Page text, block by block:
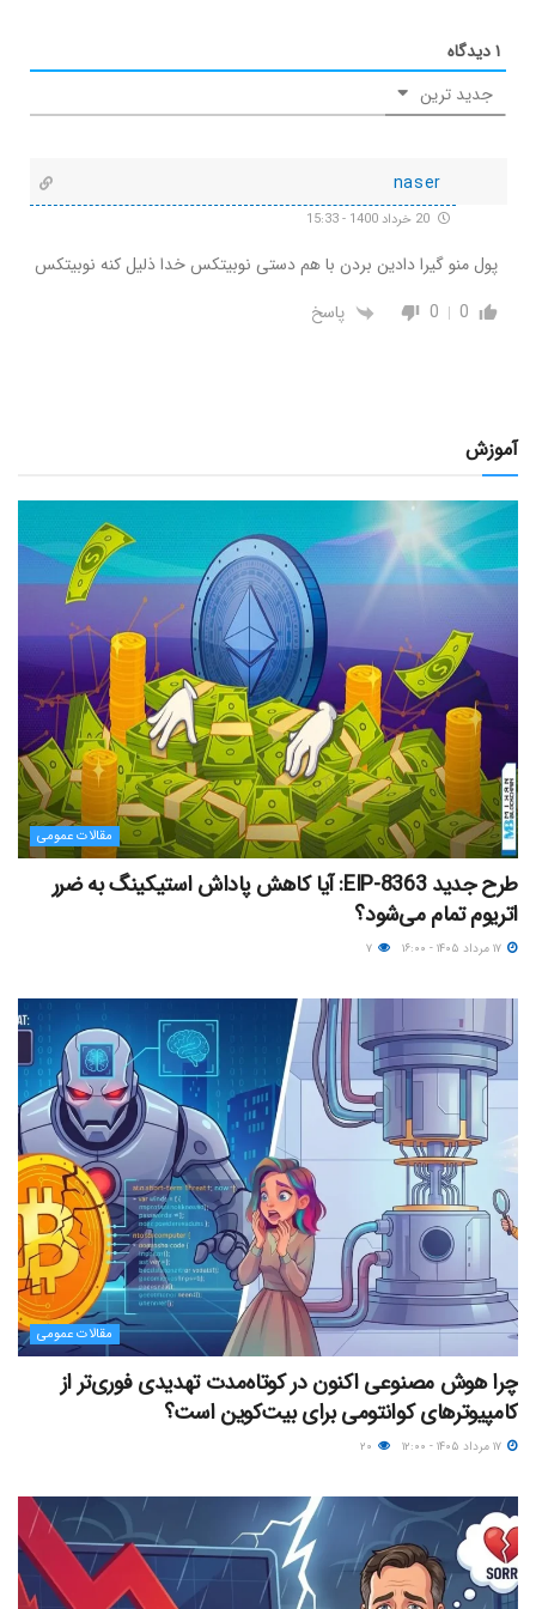
۱دیدگاه
جدید ترین
naser
پول منو گیرا دادین بردن با هم دستی نوبیتکس خدا ذلیل کنه نوبیتکس
0
0 پاسخ
آموزش
مقالات عمومی
طرح جدید EIP-8363: آیا کاهش پاداش استیکینگ به ضرر
اتریوم تمام می‌شود؟
مقالات عمومی
چرا هوش مصنوعی اکنون در کوتاه‌مدت تهدیدی فوری‌تر از
کامپیوترهای کوانتومی برای بیت‌کوین است؟